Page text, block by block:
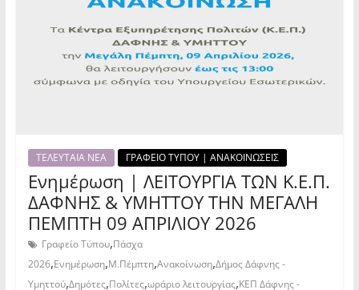
ΤΕΛΕΥΤΑΙΑ ΝΕΑ ΓΡΑΦΕΙΟ ΤΥΠΟΥ | ΑΝΑΚΟΙΝΩΣΕΙΣ
Ενημέρωση | ΛΕΙΤΟΥΡΓΙΑ ΤΩΝ Κ.Ε.Π.
ΔΑΦΝΗΣ & ΥΜΗΤΤΟΥ ΤΗΝ ΜΕΓΑΛΗ
ΠΕΜΠΤΗ 09 ΑΠΡΙΛΙΟΥ 2026
Γραφείο Τύπου,Πάσχα
2026,Ενημέρωση,Μ.Πέμπτη,Ανακοίνωση,Δήμος Δάφνης -
Υμηττού,Δημότες,Πολίτες,ωράριο λειτουργίας,ΚΕΠ Δάφνης -